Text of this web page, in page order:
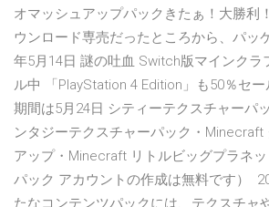
オマッシュアップパックきたぁ！大勝利
ウンロード専売だったところから、パッ
年5月14日 謎の吐血 Switch版マインクラ
ル中 「PlayStation 4 Edition」も50％セ
期間は5月24日 シティーテクスチャーパ
ンタジーテクスチャーパック・Minecraft
アップ・Minecraft リトルビッグプラネ
パック アカウントの作成は無料です）